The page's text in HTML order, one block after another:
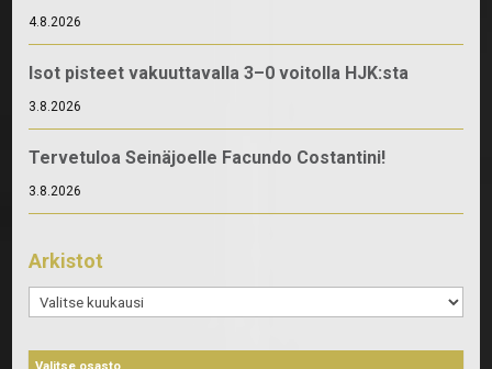
4.8.2026
Isot pisteet vakuuttavalla 3–0 voitolla HJK:sta
3.8.2026
Tervetuloa Seinäjoelle Facundo Costantini!
3.8.2026
Arkistot
Arkistot